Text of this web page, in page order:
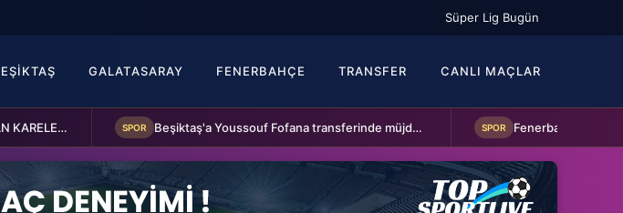
Süper Lig Bugün
GALATASARAY FENERBAHÇE TRANSFER CANLI MAÇLAR
Fenerbahçe 2-0 Sturm Graz (MAÇTAN KARELER) Beşiktaş'a Youssouf Fofana transferinde müjdeli haber!